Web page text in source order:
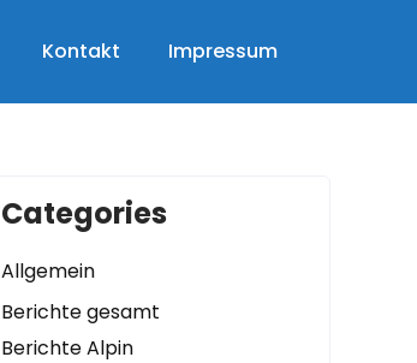
Kontakt Impressum
Categories
Allgemein
Berichte gesamt
Berichte Alpin